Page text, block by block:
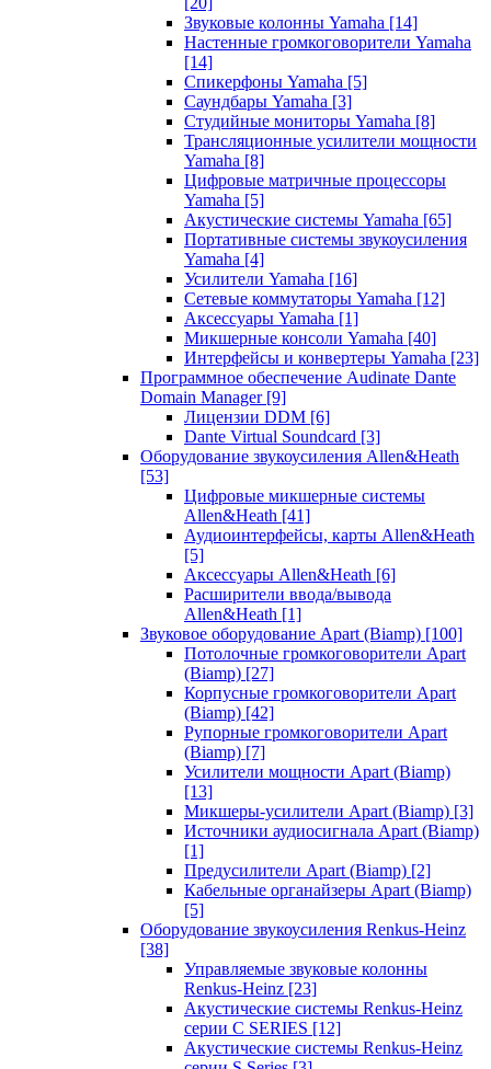
Звуковые колонны Yamaha [14]
Настенные громкоговорители Yamaha
[14]
Спикерфоны Yamaha [5]
Саундбары Yamaha [3]
Студийные мониторы Yamaha [8]
Трансляционные усилители мощности
Yamaha [8]
Цифровые матричные процессоры
Yamaha [5]
Акустические системы Yamaha [65]
Портативные системы звукоусиления
Yamaha [4]
Усилители Yamaha [16]
Сетевые коммутаторы Yamaha [12]
Аксессуары Yamaha [1]
Микшерные консоли Yamaha [40]
Интерфейсы и конвертеры Yamaha [23]
Программное обеспечение Audinate Dante
Domain Manager [9]
Лицензии DDM [6]
Dante Virtual Soundcard [3]
Оборудование звукоусиления Allen&Heath
[53]
Цифровые микшерные системы
Allen&Heath [41]
Аудиоинтерфейсы, карты Allen&Heath
[5]
Аксессуары Allen&Heath [6]
Расширители ввода/вывода
Allen&Heath [1]
Звуковое оборудование Apart (Biamp) [100]
Потолочные громкоговорители Apart
(Biamp) [27]
Корпусные громкоговорители Apart
(Biamp) [42]
Рупорные громкоговорители Apart
(Biamp) [7]
Усилители мощности Apart (Biamp)
[13]
Микшеры-усилители Apart (Biamp) [3]
Источники аудиосигнала Apart (Biamp)
[1]
Предусилители Apart (Biamp) [2]
Кабельные органайзеры Apart (Biamp)
[5]
Оборудование звукоусиления Renkus-Heinz
[38]
Управляемые звуковые колонны
Renkus-Heinz [23]
Акустические системы Renkus-Heinz
серии C SERIES [12]
Акустические системы Renkus-Heinz